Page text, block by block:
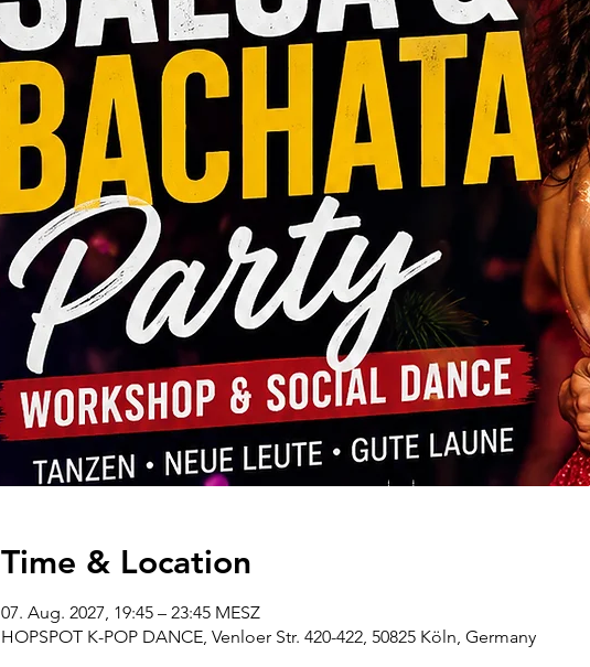
Time & Location
07. Aug. 2027, 19:45 – 23:45 MESZ
HOPSPOT K-POP DANCE, Venloer Str. 420-422, 50825 Köln, Germany